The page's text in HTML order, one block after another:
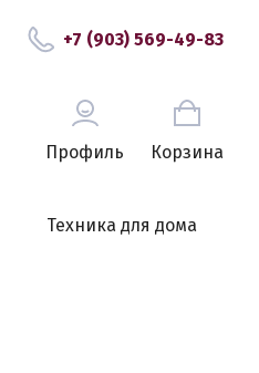
+7 (903) 569-49-83
Профиль Корзина
Техника для дома